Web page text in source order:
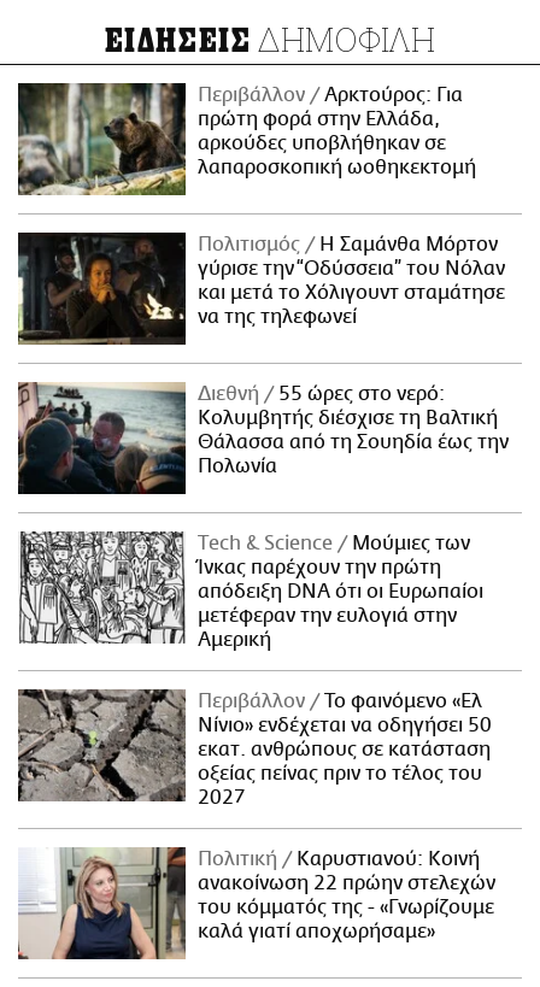
ΕΙΔΗΣΕΙΣ ΔΗΜΟΦΙΛΗ
Περιβάλλον
Αρκτούρος: Για
πρώτη φορά στην Ελλάδα,
αρκούδες υποβλήθηκαν σε
λαπαροσκοπική ωοθηκεκτομή
Πολιτισμός
Η Σαμάνθα Μόρτον
γύρισε την “Οδύσσεια” του Νόλαν
και μετά το Χόλιγουντ σταμάτησε
να της τηλεφωνεί
Διεθνή
55 ώρες στο νερό:
Κολυμβητής διέσχισε τη Βαλτική
Θάλασσα από τη Σουηδία έως την
Πολωνία
Τech & Science
Μούμιες των
Ίνκας παρέχουν την πρώτη
απόδειξη DNA ότι οι Ευρωπαίοι
μετέφεραν την ευλογιά στην
Αμερική
Περιβάλλον
Το φαινόμενο «Ελ
Νίνιο» ενδέχεται να οδηγήσει 50
εκατ. ανθρώπους σε κατάσταση
οξείας πείνας πριν το τέλος του
2027
Πολιτική
Καρυστιανού: Κοινή
ανακοίνωση 22 πρώην στελεχών
του κόμματός της - «Γνωρίζουμε
καλά γιατί αποχωρήσαμε»